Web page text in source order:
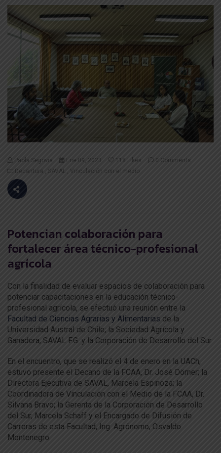
Paola Segovia Ene 09, 2023 118 Likes
0 Comments
Decantura
SAVAL Vinculación con el medio
Potencian colaboración para
fortalecer área técnico-profesional
agrícola
Con la finalidad de evaluar espacios de colaboración para
potenciar capacitaciones en la educación técnico-
profesional agrícola, se efectuó una reunión entre la
Facultad de Ciencias Agrarias y Alimentarias de la
Universidad Austral de Chile; la Sociedad Agrícola y
Ganadera, SAVAL F.G. y la Corporación de Desarrollo del Sur.
En el encuentro, que se realizó el 4 de enero en la UACh,
estuvo presente el Decano de la FCAA, Dr. José Dörner; la
Directora Ejecutiva de SAVAL, Marcela Espinoza; la
Coordinadora de Vinculación con el Medio de la FCAA, Dr.
Silvana Bravo; la Gerenta de la Corporación de Desarrollo
del Sur, Marcela Schaff y el Encargado de Difusión de
Carreras de esta Facultad, Ing. Agrónomo, Osvaldo
Montenegro.